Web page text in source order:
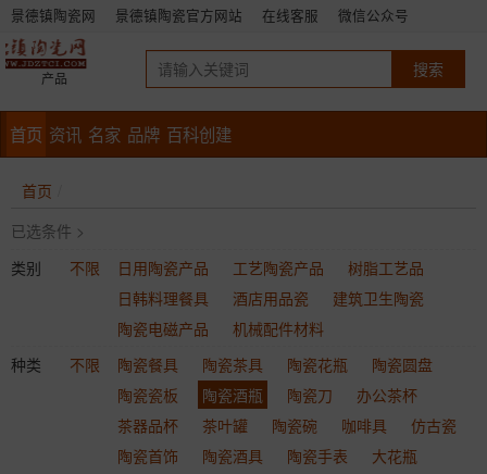
景德镇陶瓷网 景德镇陶瓷官方网站 在线客服 微信公众号
产品
首页 资讯 名家 品牌 百科创建
首页
已选条件 >
类别
不限 日用陶瓷产品 工艺陶瓷产品
树脂工艺品
日韩料理餐具
酒店用品瓷
建筑卫生陶瓷
陶瓷电磁产品
机械配件材料
种类
不限 陶瓷餐具 陶瓷茶具 陶瓷花瓶
陶瓷圆盘
陶瓷瓷板
陶瓷酒瓶 陶瓷刀
办公茶杯
茶器品杯
茶叶罐 陶瓷碗 咖啡具
仿古瓷
陶瓷首饰
陶瓷酒具 陶瓷手表
大花瓶